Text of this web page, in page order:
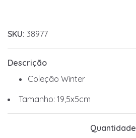
SKU: 38977
Descrição
Coleção Winter
Tamanho: 19,5x5cm
Quantidade